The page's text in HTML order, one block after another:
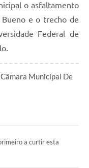
o asfaltamento
e o trecho de
Federal de
Municipal De
a curtir esta